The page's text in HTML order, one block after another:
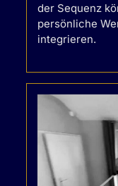
der Sequenz
persönliche
integrieren.